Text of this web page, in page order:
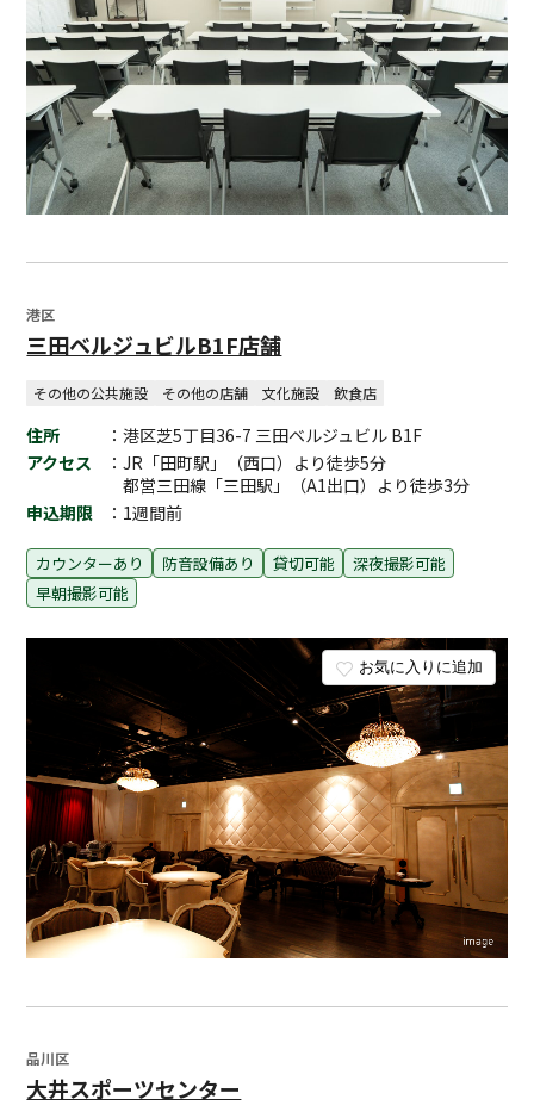
お気に入りに追加
港区
三田ベルジュビルB1F店舗
その他の公共施設 その他の店舗 文化施設 飲食店
住所
：港区芝5丁目36-7 三田ベルジュビル B1F
アクセス
：JR「田町駅」（西口）より徒歩5分
都営三田線「三田駅」（A1出口）より徒歩3分
申込期限
：1週間前
カウンターあり 防音設備あり 貸切可能
深夜撮影可能
早朝撮影可能
品川区
大井スポーツセンター